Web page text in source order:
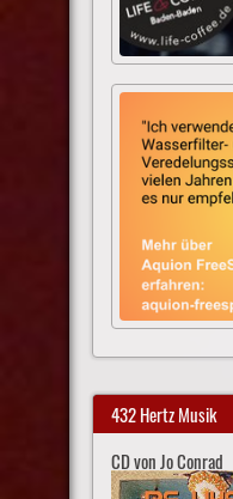
432 Hertz Musik
CD von Jo Conrad